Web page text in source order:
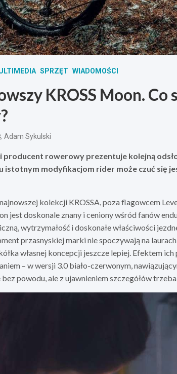
SPRZĘT WIADOMOŚCI
KROSS Moon. Co
Adam Sykulski
producent rowerowy prezentuje kolejną
istotnym modyfikacjom rider może czuć się
kolekcji KROSSA, poza flagowcem
jest doskonale znany i ceniony wśród fanów
wytrzymałość i doskonałe właściwości
przasnyskiej marki nie spoczywają na
własnej koncepcji jeszcze lepiej. Efektem
– w wersji 3.0 biało-czerwonym,
powodu, ale z ujawnieniem szczegółów